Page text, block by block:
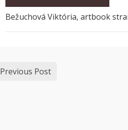
Bežuchová Viktória, artbook
Previous Post